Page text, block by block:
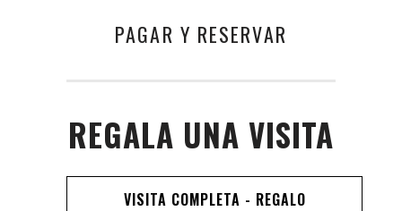
PAGAR Y RESERVAR
REGALA UNA VISITA
VISITA COMPLETA - REGALO